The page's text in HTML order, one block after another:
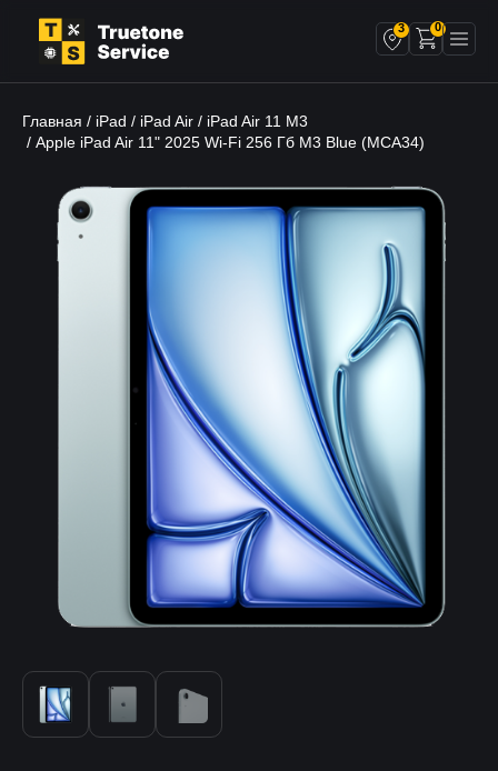
3 0
Главная / iPad / iPad Air / iPad Air 11 M3
/ Apple iPad Air 11" 2025 Wi-Fi 256 Гб M3 Blue (MCA34)